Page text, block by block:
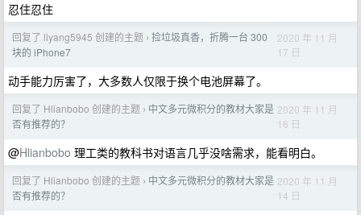
忍住忍住
回复了 liyang5945 创建的主题 › 捡垃圾真香，折腾一台 300
块的 iPhone7
2020 年 11 月
17 日
动手能力厉害了，大多数人仅限于换个电池屏幕了。
回复了 Hlianbobo 创建的主题 › 中文多元微积分的教材大家是
否有推荐的？
2020 年 11 月
16 日
@Hlianbobo 理工类的教科书对语言几乎没啥需求，能看明白。
回复了 Hlianbobo 创建的主题 › 中文多元微积分的教材大家是
否有推荐的？
2020 年 11 月
14 日